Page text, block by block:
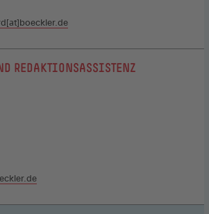
REDAKTIONSASSISTENZ